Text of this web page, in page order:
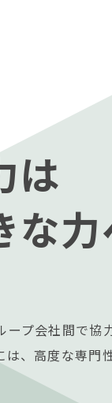
は
な力
ープ会社間で協
は、高度な専門